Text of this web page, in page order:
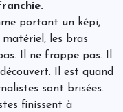
portant un képi,
les bras
Il ne frappe pas. Il
Il est quand
sont brisées.
finissent à